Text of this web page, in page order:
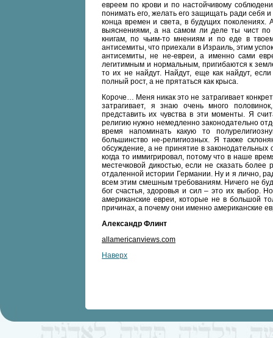
евреем по крови и по настойчивому
понимать его, желать его защищать ради себя
конца времен и света, в будущих поколениях.
выяснениями, а на самом ли деле ты чист по
книгам, по чьим-то мнениям и по еде в
антисемиты, что приехали в Израиль, этим
антисемиты, не не-евреи, а именно сами
легитимным и нормальным, пригибаются к
то их не найдут. Найдут, еще как найдут,
полный рост, а не прятаться как крыса.
Короче… Меня никак это не затрагивает
затрагивает, я знаю очень много
представить их чувства в эти моменты. Я
религию нужно немедленно законодательно
время напоминать какую то
большинство не-религиозных. Я также
обсуждение, а не принятие в законодательных
когда то иммигрировал, потому что в наше
местечковой дикостью, если не сказать
отдаленной истории Германии. Ну и я лично,
всем этим смешным требованиям. Ничего не
бог счастья, здоровья и сил – это их выбор.
американские евреи, которые не в большой
причинах, а почему они именно американские
Александр Флинт
allamericanviews.com
Наверх